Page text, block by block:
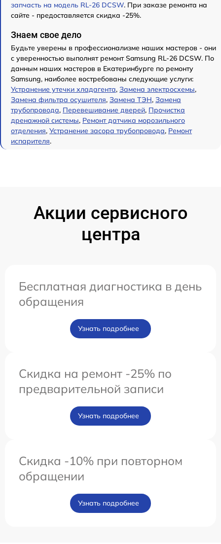
запчасть на модель RL-26 DCSW. При заказе ремонта на
сайте - предоставляется скидка -25%.
Знаем свое дело
Будьте уверены в профессионализме наших мастеров - они
с уверенностью выполнят ремонт Samsung RL-26 DCSW. По
данным наших мастеров в Екатеринбурге по ремонту
Samsung, наиболее востребованы следующие услуги:
Устранение утечки хладагента, Замена электросхемы,
Замена фильтра осушителя, Замена ТЭН, Замена
трубопровода, Перевешивание дверей, Прочистка
дренажной системы, Ремонт датчика морозильного
отделения, Устранение засора трубопровода, Ремонт
испарителя.
Акции сервисного
центра
Бесплатная диагностика в день
обращения
Узнать подробнее
Скидка на ремонт -25% по
предварительной записи
Узнать подробнее
Скидка -10% при повторном
обращении
Узнать подробнее